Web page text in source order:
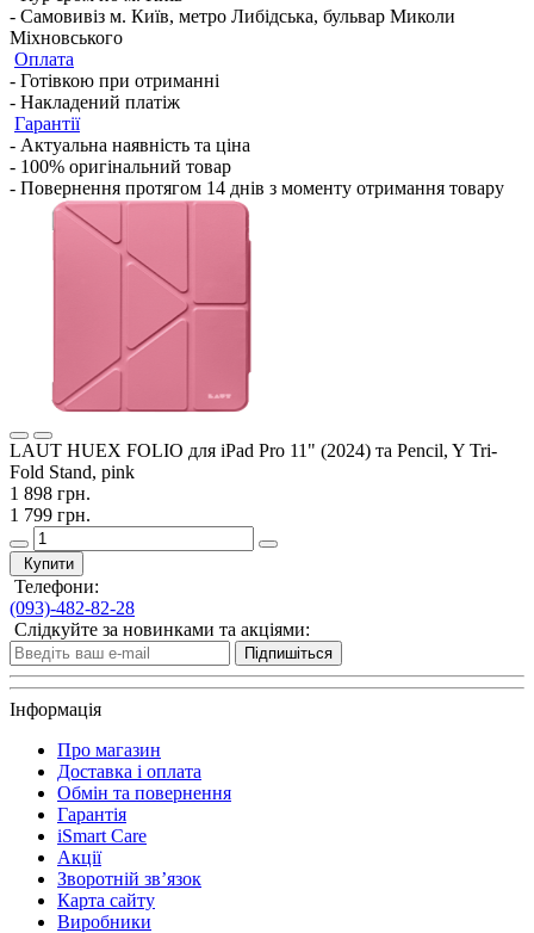
- Самовивіз м. Київ, метро Либідська, бульвар Миколи
Міхновського
Оплата
- Готівкою при отриманні
- Накладений платіж
Гарантії
- Актуальна наявність та ціна
- 100% оригінальний товар
- Повернення протягом 14 днів з моменту отримання товару
LAUT HUEX FOLIO для iPad Pro 11" (2024) та Pencil, Y Tri-
Fold Stand, pink
1 898 грн.
1 799 грн.
Купити
Телефони:
(093)-482-82-28
Слідкуйте за новинками та акціями:
Підпишіться
Інформація
Про магазин
Доставка і оплата
Обмін та повернення
Гарантія
iSmart Care
Акції
Зворотній зв’язок
Карта сайту
Виробники